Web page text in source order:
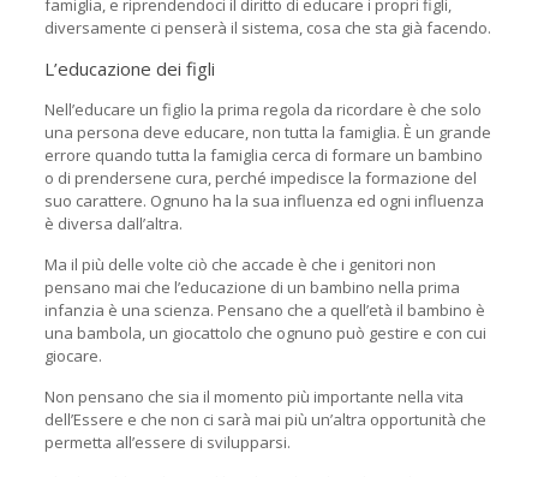
famiglia, e riprendendoci il diritto di educare i propri figli,
diversamente ci penserà il sistema, cosa che sta già facendo.
L’educazione dei figli
Nell’educare un figlio la prima regola da ricordare è che solo
una persona deve educare, non tutta la famiglia. È un grande
errore quando tutta la famiglia cerca di formare un bambino
o di prendersene cura, perché impedisce la formazione del
suo carattere. Ognuno ha la sua influenza ed ogni influenza
è diversa dall’altra.
Ma il più delle volte ciò che accade è che i genitori non
pensano mai che l’educazione di un bambino nella prima
infanzia è una scienza. Pensano che a quell’età il bambino è
una bambola, un giocattolo che ognuno può gestire e con cui
giocare.
Non pensano che sia il momento più importante nella vita
dell’Essere e che non ci sarà mai più un’altra opportunità che
permetta all’essere di svilupparsi.